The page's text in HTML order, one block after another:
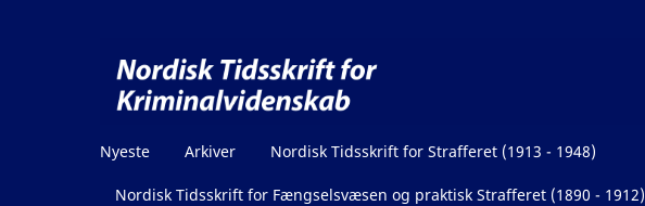
Nyeste Arkiver Nordisk Tidsskrift for Strafferet (1913 - 1948)
Nordisk Tidsskrift for Fængselsvæsen og praktisk Strafferet (1890 - 1912)